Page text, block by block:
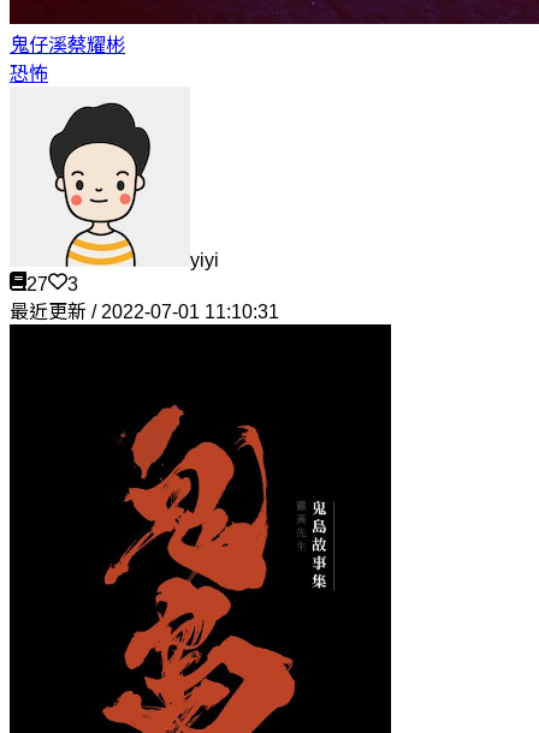
鬼仔溪蔡耀彬
恐怖
yiyi
27
3
最近更新 / 2022-07-01 11:10:31